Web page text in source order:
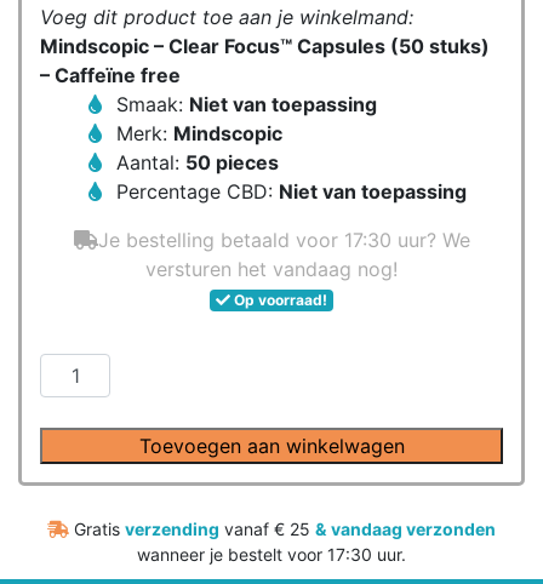
Voeg dit product toe aan je winkelmand:
Mindscopic – Clear Focus™ Capsules (50 stuks)
– Caffeïne free
Smaak: Niet van toepassing
Merk: Mindscopic
Aantal: 50 pieces
Percentage CBD: Niet van toepassing
Je bestelling betaald voor 17:30 uur? We
versturen het vandaag nog!
Op voorraad!
Clear
Focus™
Capsules
stuks)
-
Toevoegen aan winkelwagen
Gratis verzending vanaf € 25 & vandaag verzonden
wanneer je bestelt voor 17:30 uur.